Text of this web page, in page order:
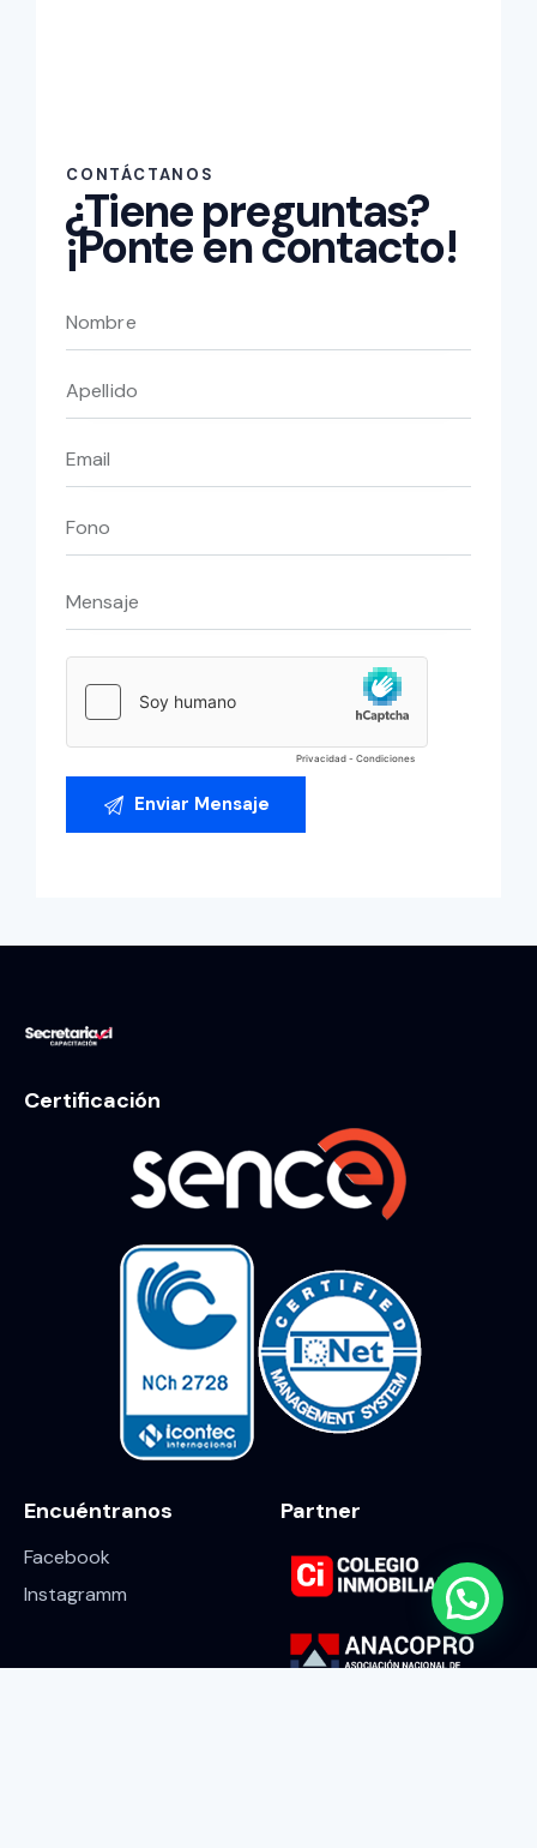
CONTÁCTANOS
¿Tiene preguntas?
¡Ponte en contacto!
Certificación
Encuéntranos
Facebook
Instagramm
Partner